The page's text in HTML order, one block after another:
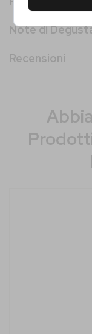
Note di
Recensioni